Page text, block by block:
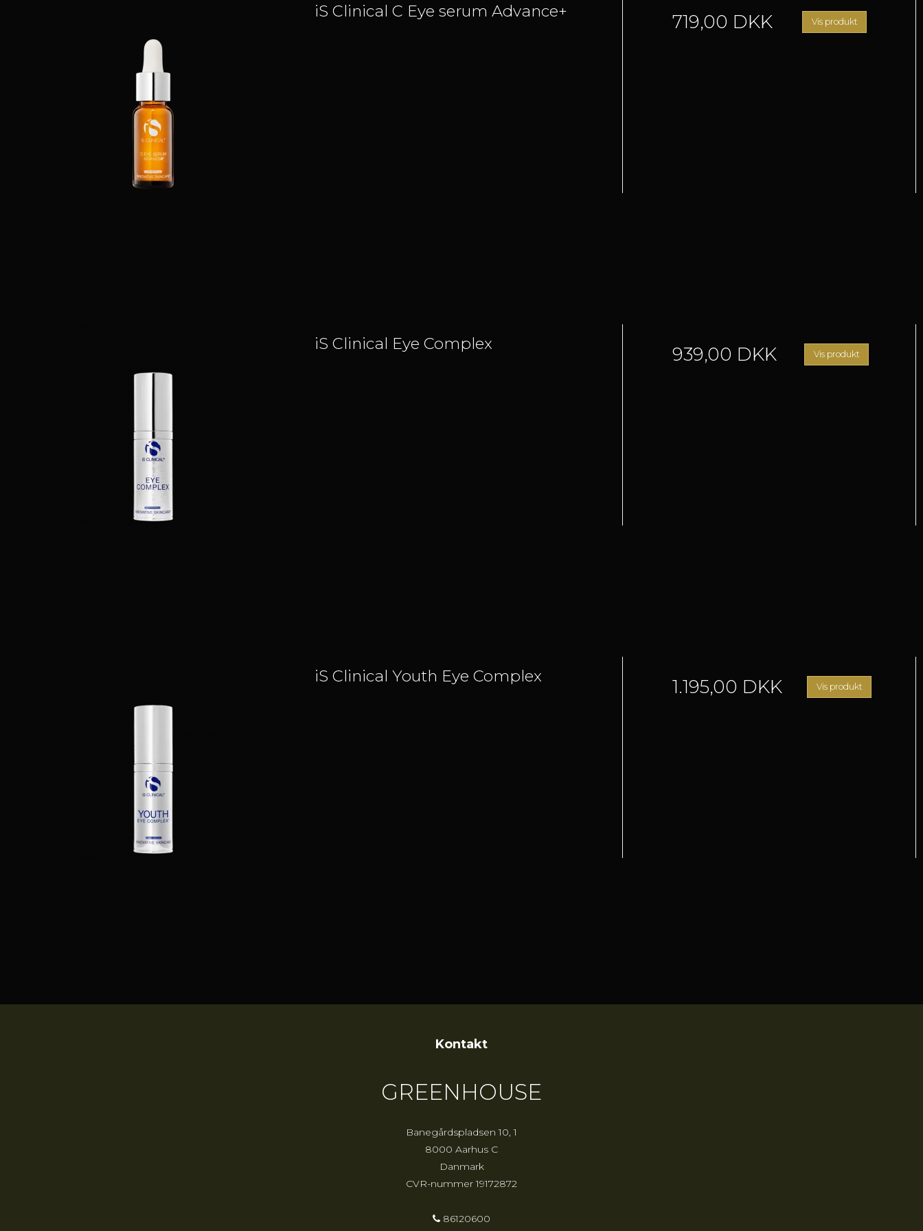
iS Clinical C Eye serum Advance+ 719,00 DKK Vis produkt
iS Clinical Eye Complex 939,00 DKK Vis produkt
iS Clinical Youth Eye Complex 1.195,00 DKK Vis produkt
Kontakt
GREENHOUSE
Banegårdspladsen 10, 1
8000 Aarhus C
Danmark
CVR-nummer19172872
86120600